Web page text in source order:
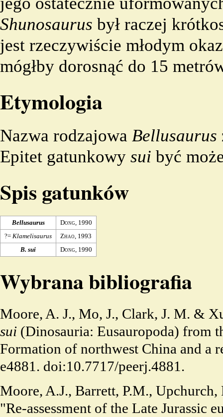
Shunosaurus był raczej
jest rzeczywiście młodym
mógłby dorosnąć do 15
Etymologia
Nazwa rodzajowa Bellusaurus
Epitet gatunkowy sui być
Spis gatunków
Bellusaurus Dong 1990
?= Klamelisaurus Zhao 1993
B. sui
Dong , 1990
Wybrana bibliografia
Moore, A. J., Mo, J., Clark, J. M. &
sui (Dinosauria: Eusauropoda) from
Formation of northwest China and a
e4881. doi:10.7717/peerj.4881 .
Moore, A.J., Barrett, P.M.,
"Re-assessment of the Late Jurassic